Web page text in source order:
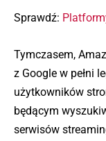
Sprawdź:
Tymczasem,
z Google w pełni
użytkowników
będącym
serwisów